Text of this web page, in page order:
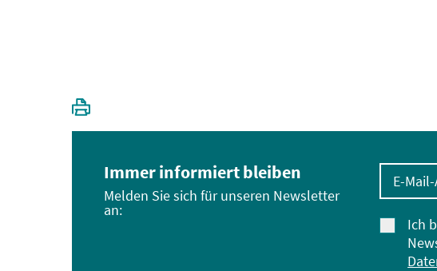
Immer informiert bleiben
Melden Sie sich für unseren Newsletter
an:
E-Mail-
Ich